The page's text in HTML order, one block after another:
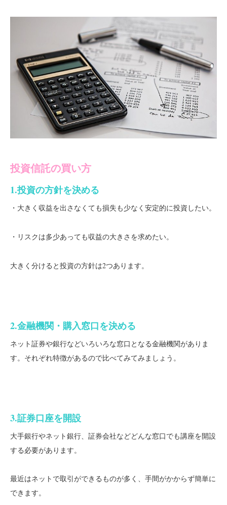
投資信託の買い方
1.投資の方針を決める
・大きく収益を出さなくても損失も少なく安定的に投資したい。
・リスクは多少あっても収益の大きさを求めたい。
大きく分けると投資の方針は2つあります。
2.金融機関・購入窓口を決める
ネット証券や銀行などいろいろな窓口となる金融機関がありま
す。それぞれ特徴があるので比べてみてみましょう。
3.証券口座を開設
大手銀行やネット銀行、証券会社などどんな窓口でも講座を開設
する必要があります。
最近はネットで取引ができるものが多く、手間がかからず簡単に
できます。